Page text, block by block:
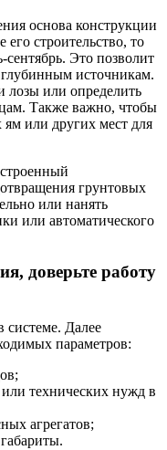
основа конструкции
строительство, то
Это позволит
источникам.
или определить
Также важно, чтобы
или других мест для
грунтовых
или нанять
или автоматического
доверьте работу
системе. Далее
параметров:
технических нужд в
агрегатов;